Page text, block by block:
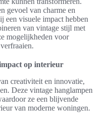
gevoel van charme en
een visuele impact hebben
van vintage stijl met
mogelijkheden voor
op interieur
creativiteit en innovatie,
Deze vintage hanglampen
ze een blijvende
van moderne woningen.